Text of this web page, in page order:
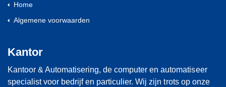
Home
Algemene voorwaarden
Kantor
Kantoor & Automatisering, de computer en automatiseer
specialist voor bedrijf en particulier. Wij zijn trots op onze